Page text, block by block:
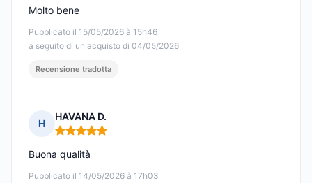
Pubblicato il 15/05/2026 à 15h46
a seguito di un acquisto di 04/05/2026
Molto bene
Recensione tradotta
H
HAVANA D.
Nota: 5 su 5
Pubblicato il 14/05/2026 à 17h03
Buona qualità